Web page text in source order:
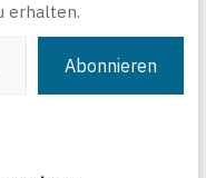
erhalten.
Abonnieren